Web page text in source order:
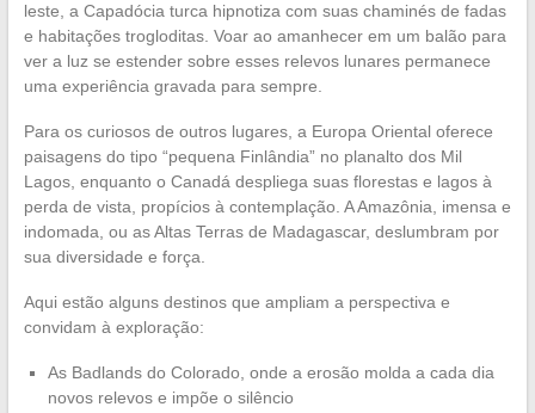
leste, a Capadócia turca hipnotiza com suas chaminés de fadas
e habitações trogloditas. Voar ao amanhecer em um balão para
ver a luz se estender sobre esses relevos lunares permanece
uma experiência gravada para sempre.
Para os curiosos de outros lugares, a Europa Oriental oferece
paisagens do tipo “pequena Finlândia” no planalto dos Mil
Lagos, enquanto o Canadá despliega suas florestas e lagos à
perda de vista, propícios à contemplação. A Amazônia, imensa e
indomada, ou as Altas Terras de Madagascar, deslumbram por
sua diversidade e força.
Aqui estão alguns destinos que ampliam a perspectiva e
convidam à exploração:
As Badlands do Colorado, onde a erosão molda a cada dia
novos relevos e impõe o silêncio